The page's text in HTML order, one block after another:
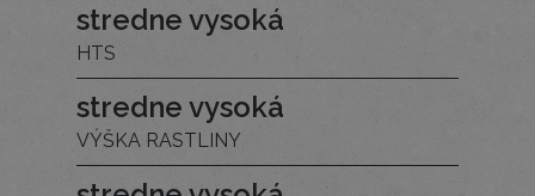
stredne vysoká
HTS
stredne vysoká
VÝŠKA RASTLINY